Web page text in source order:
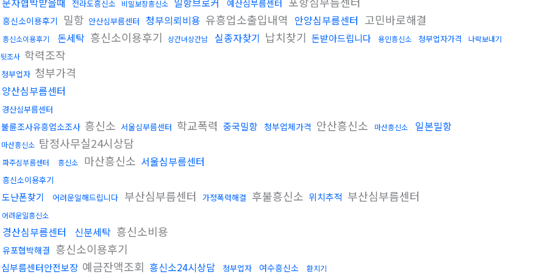
전라도흥신소 비밀보장흥신소 예산심부름센터
흥신소이용후기 밀항 안산심부름센터 청부의뢰비용 유흥업소출입내역 안양심부름센터 고민바로해결
흥신소이용후기 돈세탁 흥신소이용후기 상간녀상간남 실종자찾기 납치찾기 돈받아드립니다 용인흥신소 청부업자가격
나락보내기
뒷조사 학력조작
청부업자 청부가격
양산심부름센터
경산심부름센터
불륜조사유흥업소조사 흥신소 서울심부름센터 학교폭력 중국밀항 청부업체가격 안산흥신소 마산흥신소 일본밀항
마산흥신소 탐정사무실24시상담
파주심부름센터 흥신소 마산흥신소 서울심부름센터
흥신소이용후기
도난폰찾기 어려운일해드립니다 부산심부름센터 가정폭력해결 후불흥신소 위치추적 부산심부름센터
어려운일흥신소
경산심부름센터 신분세탁 흥신소비용
유포협박해결 흥신소이용후기
심부름센터안전보장 예금잔액조회 흥신소24시상담 청부업자 여수흥신소 환치기